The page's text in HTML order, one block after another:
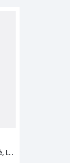
Panier pliable en papier tressé, Lahjar